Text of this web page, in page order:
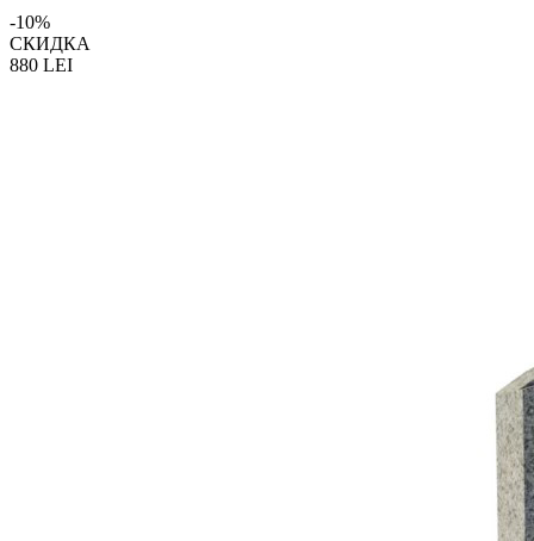
-10%
СКИДКА
880 LEI